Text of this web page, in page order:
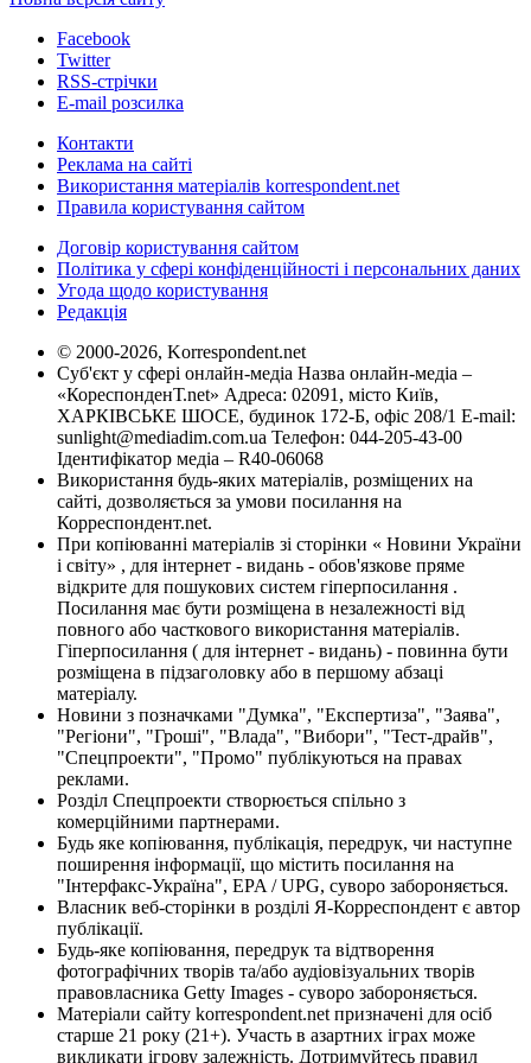
Facebook
Twitter
RSS-стрічки
E-mail розсилка
Контакти
Реклама на сайті
Використання матеріалів korrespondent.net
Правила користування сайтом
Договір користування сайтом
Політика у сфері конфіденційності і персональних даних
Угода щодо користування
Редакція
© 2000-2026, Korrespondent.net
Суб'єкт у сфері онлайн-медіа Назва онлайн-медіа –
«КореспонденТ.net» Адреса: 02091, місто Київ,
ХАРКІВСЬКЕ ШОСЕ, будинок 172-Б, офіс 208/1 E-mail:
sunlight@mediadim.com.ua Телефон: 044-205-43-00
Ідентифікатор медіа – R40-06068
Використання будь-яких матеріалів, розміщених на
сайті, дозволяється за умови посилання на
Корреспондент.net.
При копіюванні матеріалів зі сторінки « Новини України
і світу» , для інтернет - видань - обов'язкове пряме
відкрите для пошукових систем гіперпосилання .
Посилання має бути розміщена в незалежності від
повного або часткового використання матеріалів.
Гіперпосилання ( для інтернет - видань) - повинна бути
розміщена в підзаголовку або в першому абзаці
матеріалу.
Новини з позначками "Думка", "Експертиза", "Заява",
"Регіони", "Гроші", "Влада", "Вибори", "Тест-драйв",
"Спецпроекти", "Промо" публікуються на правах
реклами.
Розділ Спецпроекти створюється спільно з
комерційними партнерами.
Будь яке копіювання, публікація, передрук, чи наступне
поширення інформації, що містить посилання на
"Інтерфакс-Україна", EPA / UPG, суворо забороняється.
Власник веб-сторінки в розділі Я-Корреспондент є автор
публікації.
Будь-яке копіювання, передрук та відтворення
фотографічних творів та/або аудіовізуальних творів
правовласника Getty Images - суворо забороняється.
Матеріали сайту korrespondent.net призначені для осіб
старше 21 року (21+). Участь в азартних іграх може
викликати ігрову залежність. Дотримуйтесь правил